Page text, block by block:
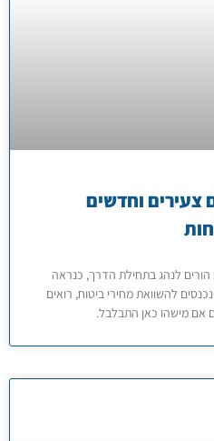
צעירים וחדשים
לנהג בתחילת הדרך, כנראה
להשוואת מחירי ביטוח, רואים
אם מישהו כאן התבלבל.